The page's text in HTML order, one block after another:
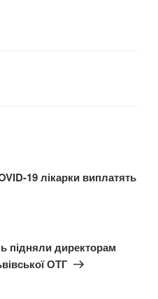
19 лікарки виплатять
підняли директорам
ОТГ